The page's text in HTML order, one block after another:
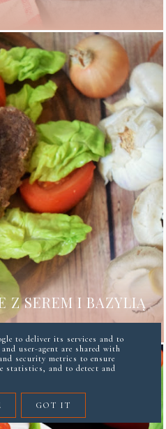
Z SEREM I BAZYLIĄ
to deliver its services and to
user-agent are shared with
security metrics to ensure
statistics, and to detect and
GOT IT